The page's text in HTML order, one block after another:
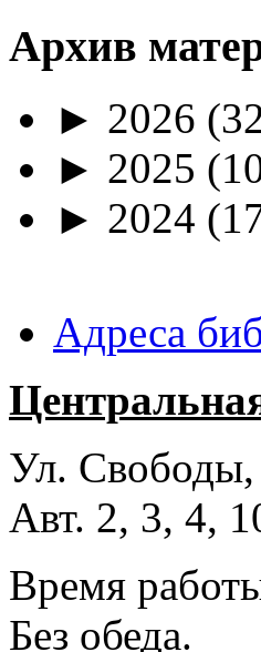
Архив
► 2026
► 2025
► 2024
Адреса
Ул. Свободы,
Авт. 2, 3, 4,
Время
Без обеда.